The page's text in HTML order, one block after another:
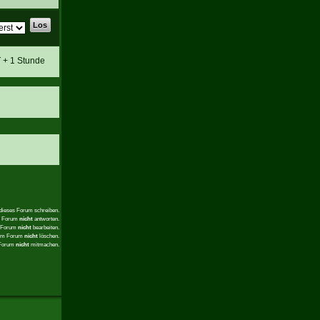
+ 1 Stunde
Forum schreiben.
Forum nichtantworten.
nichtbearbeiten.
Forum nichtlöschen.
nichtmitmachen.